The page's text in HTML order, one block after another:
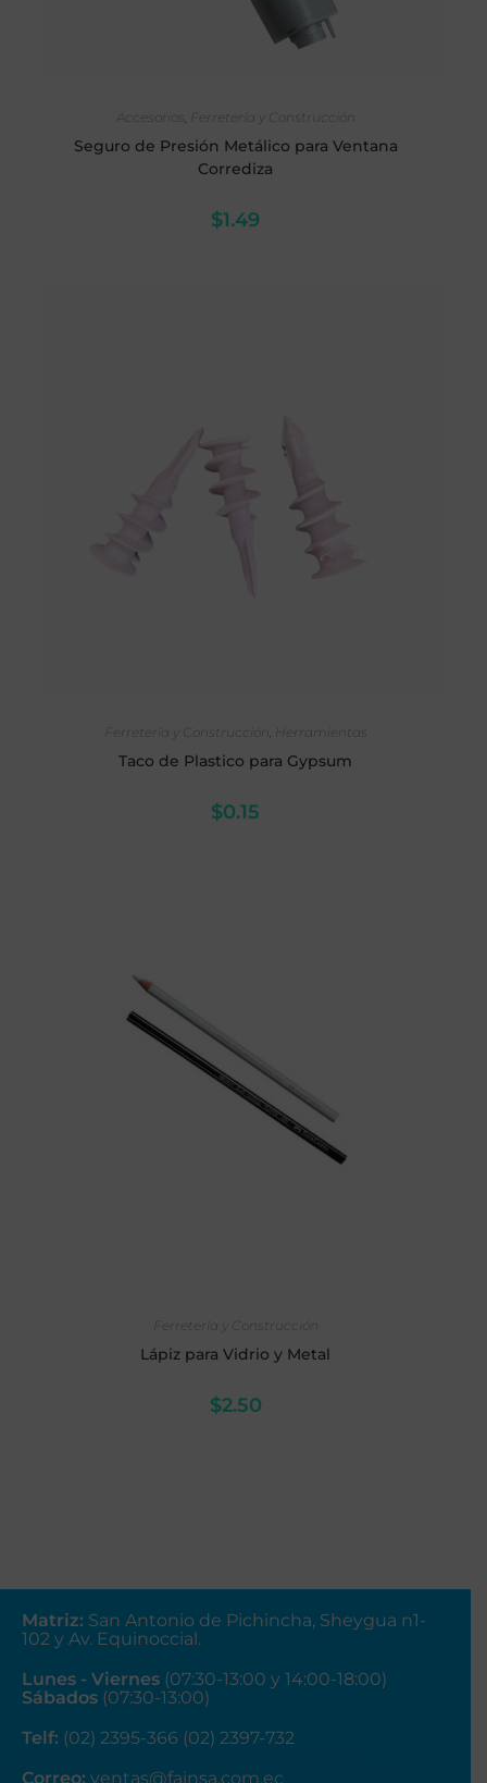
Accesorios
Ferretería y Construcción
Seguro de Presión Metálico para Ventana
Corrediza
$1.49
Ferretería y Construcción , Herramientas
Taco de Plastico para Gypsum
$0.15
Ferretería y Construcción
Lápiz para Vidrio y Metal
$2.50
Matriz: San Antonio de Pichincha, Sheygua n1-
102 y Av. Equinoccial.
Lunes - Viernes (07:30-13:00 y 14:00-18:00)
Sábados (07:30-13:00)
Telf: (02) 2395-366 (02) 2397-732
Correo: ventas@fainsa.com.ec